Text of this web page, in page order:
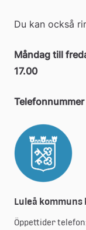
Du kan också
Måndag till
Telefonnummer
Luleå
Öppettider